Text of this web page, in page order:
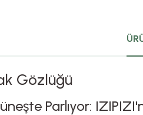
Gözlüğü
Parlıyor: